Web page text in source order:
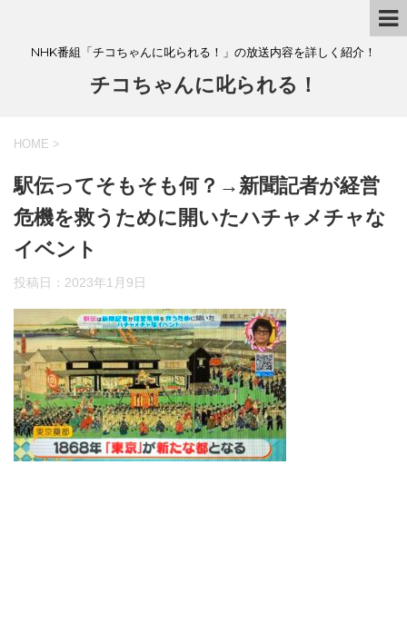
NHK番組「チコちゃんに叱られる！」の放送内容を詳しく紹介！
チコちゃんに叱られる！
HOME >
駅伝ってそもそも何？→新聞記者が経営
危機を救うために開いたハチャメチャな
イベント
投稿日： 2023年1月9日